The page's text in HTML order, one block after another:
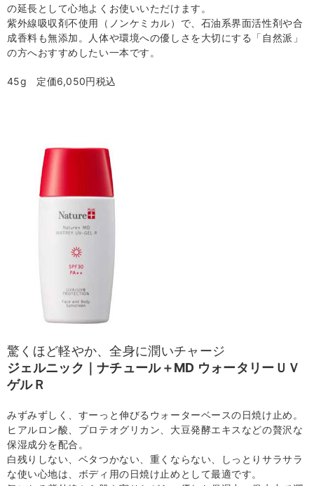
の延長として心地よくお使いいただけます。
紫外線吸収剤不使用（ノンケミカル）で、石油系界面活性剤や合
成香料も無添加。人体や環境への優しさを大切にする「自然派」
の方へおすすめしたい一本です。
45g 定価6,050円税込
驚くほど軽やか、全身に潤いチャージ
ジェルニック｜ナチュール＋MD ウォータリーＵＶ
ゲルＲ
みずみずしく、すーっと伸びるウォーターベースの日焼け止め。
ヒアルロン酸、プロテオグリカン、大豆発酵エキスなどの贅沢な
保湿成分を配合。
白残りしない、ベタつかない、重くならない、しっとりサラサラ
な使い心地は、ボディ用の日焼け止めとして最適です。